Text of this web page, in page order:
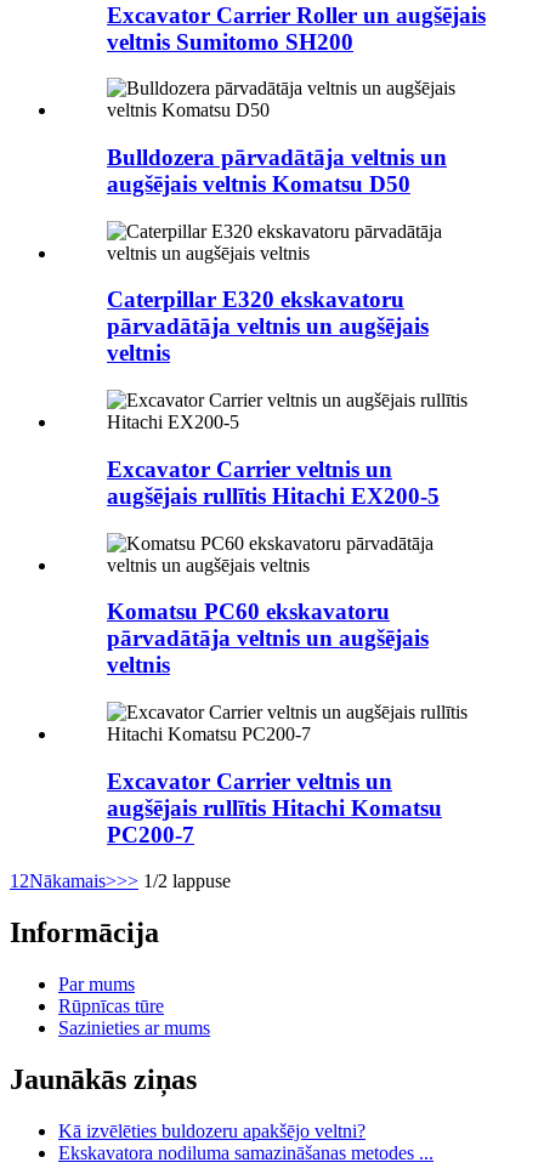
Excavator Carrier Roller un augšējais
veltnis Sumitomo SH200
Bulldozera pārvadātāja veltnis un
augšējais veltnis Komatsu D50
Caterpillar E320 ekskavatoru
pārvadātāja veltnis un augšējais
veltnis
Excavator Carrier veltnis un
augšējais rullītis Hitachi EX200-5
Komatsu PC60 ekskavatoru
pārvadātāja veltnis un augšējais
veltnis
Excavator Carrier veltnis un
augšējais rullītis Hitachi Komatsu
PC200-7
12Nākamais>>> 1/2 lappuse
Informācija
Par mums
Rūpnīcas tūre
Sazinieties ar mums
Jaunākās ziņas
Kā izvēlēties buldozeru apakšējo veltni?
Ekskavatora nodiluma samazināšanas metodes ...